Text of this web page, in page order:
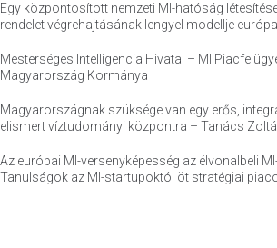
Egy központosított nemzeti MI-hatóság
rendelet végrehajtásának lengyel modellje
Mesterséges Intelligencia Hivatal – MI
Magyarország Kormánya
Magyarországnak szüksége van egy erős,
elismert víztudományi központra – Tanács
Az európai MI-versenyképesség az élvonalbeli
Tanulságok az MI-startupoktól öt stratégiai